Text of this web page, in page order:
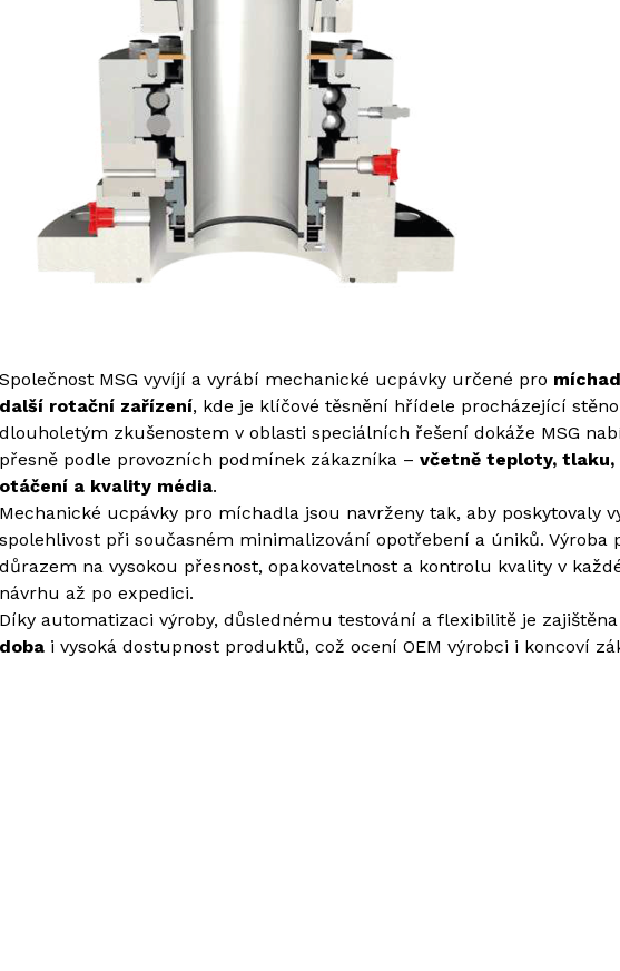
Výměnný program čerpadel Vogelsang® VX
Repasovaná čerpadla s okamžitou dostupností
Společnost MSG vyvíjí a vyrábí mechanické ucpávky určené pro
další rotační zařízení, kde je klíčové těsnění hřídele procházející
dlouholetým zkušenostem v oblasti speciálních řešení dokáže MSG
přesně podle provozních podmínek zákazníka – včetně teploty,
otáčení a kvality média.
Mechanické ucpávky pro míchadla jsou navrženy tak, aby poskytovaly
spolehlivost při současném minimalizování opotřebení a úniků. Výroba
důrazem na vysokou přesnost, opakovatelnost a kontrolu kvality v
návrhu až po expedici.
Díky automatizaci výroby, důslednému testování a flexibilitě je zajištěna
doba i vysoká dostupnost produktů, což ocení OEM výrobci i koncoví